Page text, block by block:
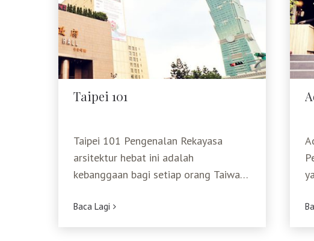
Taipei 101
Taipei 101 Pengenalan Rekayasa
arsitektur hebat ini adalah
kebanggaan bagi setiap orang Taiwan.
untuk penanggulangan
Baca Lagi